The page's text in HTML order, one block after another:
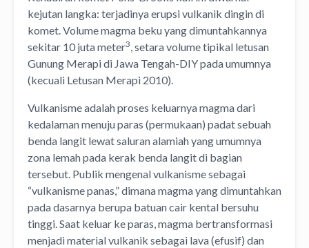
kejutan langka: terjadinya erupsi vulkanik dingin di
komet. Volume magma beku yang dimuntahkannya
sekitar 10 juta meter3, setara volume tipikal letusan
Gunung Merapi di Jawa Tengah-DIY pada umumnya
(kecuali Letusan Merapi 2010).
Vulkanisme adalah proses keluarnya magma dari
kedalaman menuju paras (permukaan) padat sebuah
benda langit lewat saluran alamiah yang umumnya
zona lemah pada kerak benda langit di bagian
tersebut. Publik mengenal vulkanisme sebagai
“vulkanisme panas,” dimana magma yang dimuntahkan
pada dasarnya berupa batuan cair kental bersuhu
tinggi. Saat keluar ke paras, magma bertransformasi
menjadi material vulkanik sebagai lava (efusif) dan